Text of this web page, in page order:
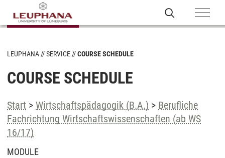
LEUPHANA SERVICE COURSE SCHEDULE
COURSE SCHEDULE
Start > Wirtschaftspädagogik (B.A.) > Berufliche
Fachrichtung Wirtschaftswissenschaften (ab WS
16/17)
MODULE